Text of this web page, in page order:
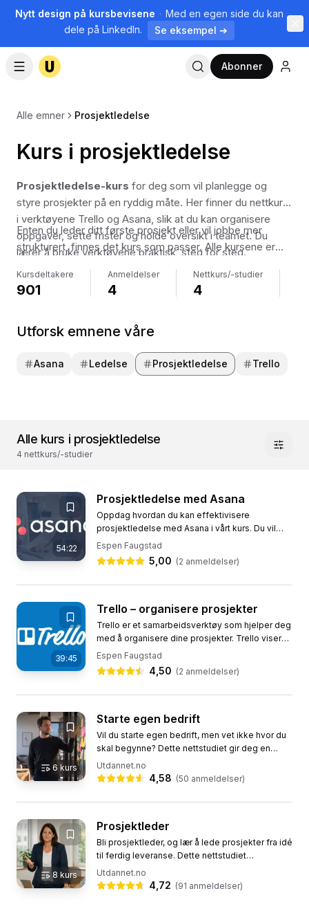
Nytt design på kursbevisene · Med en egen side du kan
dele på LinkedIn.
Se eksempel ➔
Abonner
Alle emner Prosjektledelse
Kurs i prosjektledelse
Prosjektledelse-kurs for deg som vil planlegge og
styre prosjekter på en ryddig måte. Her finner du nettkurs
i verktøyene Trello og Asana, slik at du kan organisere
oppgaver, sette frister og holde oversikt i teamet. Du
lærer å bruke verktøyene praktisk, steg for steg.
Enten du leder ditt første prosjekt eller vil jobbe mer
strukturert, finnes det kurs som passer. Alle kursene er
forklaring på norsk mens du jobber.
Kursdeltakere
901
Anmeldelser
4
Nettkurs/-studier
4
Utforsk emnene våre
Asana Ledelse Prosjektledelse Trello
Alle kurs i prosjektledelse
4 nettkurs/-studier
54:22
Prosjektledelse med Asana
Oppdag hvordan du kan effektivisere
prosjektledelse med Asana i vårt kurs. Du vil
lære å bruke dette skybaserte
prosjektplanleggingsverktøyet som er
designet...
Espen Faugstad
5,00 (2 anmeldelser)
39:45
Trello – organisere prosjekter
Trello er et samarbeidsverktøy som hjelper deg
med å organisere dine prosjekter. Trello viser
deg hva som skjer, hvem som jobber med hva
og hvor noe er i...
Espen Faugstad
4,50 (2 anmeldelser)
6 kurs
Starte egen bedrift
Vil du starte egen bedrift, men vet ikke hvor du
skal begynne? Dette nettstudiet gir deg en
praktisk og strukturert vei fra idé til drift, med alt
det...
Utdannet.no
4,58 (50 anmeldelser)
8 kurs
Prosjektleder
Bli prosjektleder, og lær å lede prosjekter fra idé
til ferdig leveranse. Dette nettstudiet
kombinerer de praktiske verktøyene du trenger
innen...
Utdannet.no
4,72 (91 anmeldelser)